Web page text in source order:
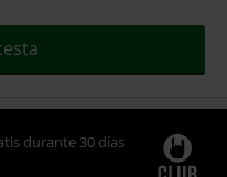
durante 30 días